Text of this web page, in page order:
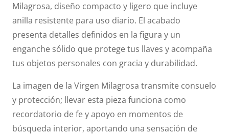
Milagrosa, diseño compacto y ligero que incluye
anilla resistente para uso diario. El acabado
presenta detalles definidos en la figura y un
enganche sólido que protege tus llaves y acompaña
tus objetos personales con gracia y durabilidad.
La imagen de la Virgen Milagrosa transmite consuelo
y protección; llevar esta pieza funciona como
recordatorio de fe y apoyo en momentos de
búsqueda interior, aportando una sensación de